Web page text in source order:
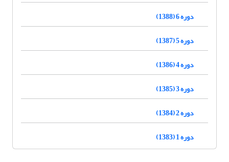
دوره 6 (1388)
دوره 5 (1387)
دوره 4 (1386)
دوره 3 (1385)
دوره 2 (1384)
دوره 1 (1383)